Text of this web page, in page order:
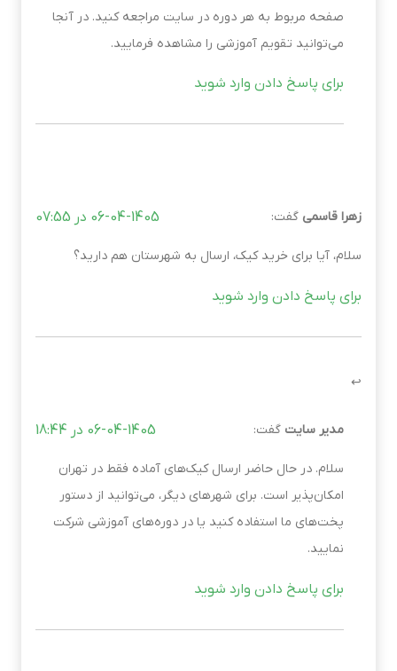
صفحه مربوط به هر دوره در سایت مراجعه کنید. در آنجا
می‌توانید تقویم آموزشی را مشاهده فرمایید.
برای پاسخ دادن وارد شوید
زهرا قاسمی گفت: 06-04-1405 در 07:55
سلام، آیا برای خرید کیک، ارسال به شهرستان هم دارید؟
برای پاسخ دادن وارد شوید
مدیر سایت گفت: 06-04-1405 در 18:44
سلام. در حال حاضر ارسال کیک‌های آماده فقط در تهران
امکان‌پذیر است. برای شهرهای دیگر، می‌توانید از دستور
پخت‌های ما استفاده کنید یا در دوره‌های آموزشی شرکت
نمایید.
برای پاسخ دادن وارد شوید